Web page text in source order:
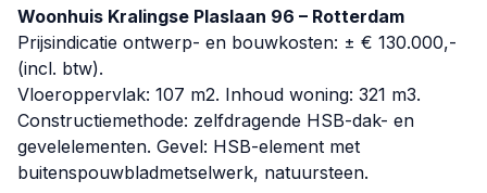
Woonhuis Kralingse Plaslaan 96 – Rotterdam
Prijsindicatie ontwerp- en bouwkosten: ± € 130.000,-
(incl. btw).
Vloeroppervlak: 107 m2. Inhoud woning: 321 m3.
Constructiemethode: zelfdragende HSB-dak- en
gevelelementen. Gevel: HSB-element met
buitenspouwbladmetselwerk, natuursteen.